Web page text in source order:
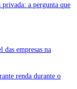
a pergunta que
empresas na
renda durante o